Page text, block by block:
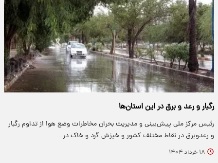
رگبار و رعد و برق در این استان‌ها
رئیس مرکز ملی پیش‌بینی و مدیریت بحران مخاطرات وضع هوا از تداوم رگبار
و رعدوبرق در نقاط مختلف کشور و خیزش گرد و خاک در…
۱۸ خرداد ۱۴۰۴